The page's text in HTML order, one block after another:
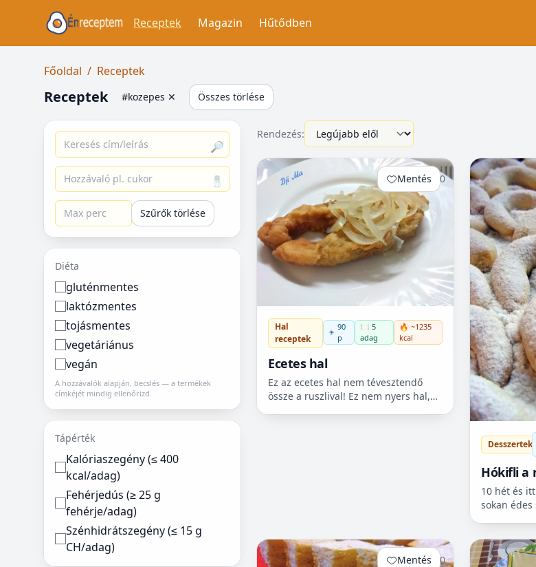
Receptek Magazin Hűtődben
Főoldal / Receptek
Receptek #kozepes ✕ Összes törlése
🔎
🧂
Szűrők törlése
Diéta
gluténmentes
laktózmentes
tojásmentes
vegetáriánus
vegán
A hozzávalók alapján, becslés — a termékek
címkéjét mindig ellenőrizd.
Tápérték
Kalóriaszegény (≤ 400
kcal/adag)
Fehérjedús (≥ 25 g
fehérje/adag)
Szénhidrátszegény (≤ 15 g
CH/adag)
Rendezés:
Mentés 0
Hal
receptek
90
p
🍽️ 5
adag
🔥 ~1235
kcal
Ecetes hal
Ez az ecetes hal nem tévesztendő
össze a ruszlival! Ez nem nyers hal,
Desszertek
Hókifli a
omlós,
10 hét és
sokan
Mentés 0